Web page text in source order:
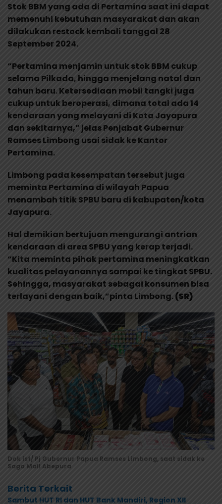
Stok BBM yang ada di Pertamina saat ini dapat
memenuhi kebutuhan masyarakat dan akan
dilakukan restock kembali tanggal 28
September 2024.
“Pertamina menjamin untuk stok BBM cukup
selama Pilkada, hingga menjelang natal dan
tahun baru. Ketersediaan mobil tangki juga
cukup untuk beroperasi, dimana total ada 14
kendaraan yang melayani di Kota Jayapura
dan sekitarnya,” jelas Penjabat Gubernur
Ramses Limbong usai sidak ke Kantor
Pertamina.
Limbong pada kesempatan tersebut juga
meminta Pertamina di wilayah Papua
menambah titik SPBU baru di kabupaten/kota
Jayapura.
Hal demikian bertujuan mengurangi antrian
kendaraan di area SPBU yang kerap terjadi.
“Kita meminta pihak pertamina meningkatkan
kualitas pelayanannya sampai ke tingkat SPBU.
Sehingga, masyarakat sebagai konsumen bisa
terlayani dengan baik,”pinta Limbong.(SR)
Dok ist/ Pj Gubernur Papua Ramses Limbong, saat sidak ke
Saga Mall Abepura
Berita Terkait
Sambut HUT RI dan HUT Bank Mandiri, Region XII